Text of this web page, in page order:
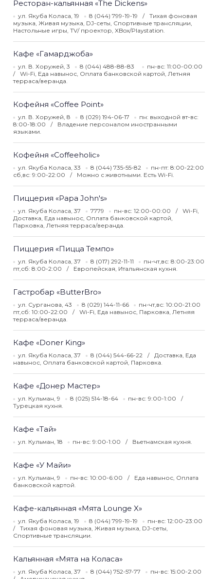
Ресторан-кальянная «The Dickens»
ул. Якуба Коласа, 19 8 (044) 799-19-19
Тихая фоновая
музыка, Живая музыка, DJ-сеты, Спортивные трансляции,
Настольные игры, TV/ проектор, XBox/Playstation.
Кафе «Гамарджоба»
ул. В. Хоружей, 3 8 (044) 488-88-83
пн-вс: 11:00-00:00
Wi-Fi, Еда навынос, Оплата банковской картой, Летняя
терраса/веранда.
Кофейня «Coffee Point»
ул. В. Хоружей, 8 8 (029) 194-06-17
пн: выходной вт-вс:
8:00-18:00
Владение персоналом иностранными
языками.
Кофейня «Coffeeholic»
ул. Якуба Коласа, 33 8 (044) 735-55-82
пн-пт: 8:00-22:00
сб,вс: 9:00-22:00
Можно с животными. Есть Wi-Fi.
Пиццерия «Papa John's»
ул. Якуба Коласа, 37 7779 пн-вс: 12:00-00:00
Wi-Fi,
Доставка, Еда навынос, Оплата банковской картой,
Парковка, Летняя терраса/веранда.
Пиццерия «Пицца Темпо»
ул. Якуба Коласа, 37 8 (017) 292-11-11
пн-чт,вс: 8:00-23:00
пт,сб: 8:00-2:00
Европейская, Итальянская кухня.
Гастробар «ButterBro»
ул. Сурганова, 43 8 (029) 144-11-66
пн-чт,вс: 10:00-21:00
пт,сб: 10:00-22:00
Wi-Fi, Еда навынос, Парковка, Летняя
терраса/веранда.
Кафе «Doner King»
ул. Якуба Коласа, 37 8 (044) 544-66-22
Доставка, Еда
навынос, Оплата банковской картой, Парковка.
Кафе «Донер Мастер»
ул. Кульман, 9 8 (025) 514-18-64
пн-вс: 9:00-1:00
Турецкая кухня.
Кафе «Тай»
ул. Кульман, 18 пн-вс: 9:00-1:00 Вьетнамская кухня.
Кафе «У Майи»
ул. Кульман, 9 пн-вс: 10:00-6:00
Еда навынос, Оплата
банковской картой.
Кафе-кальянная «Мята Lounge X»
ул. Якуба Коласа, 19 8 (044) 799-19-19
пн-вс: 12:00-23:00
Тихая фоновая музыка, Живая музыка, DJ-сеты,
Спортивные трансляции.
Кальянная «Мята на Коласа»
ул. Якуба Коласа, 37 8 (044) 752-57-77
пн-вс: 15:00-2:00